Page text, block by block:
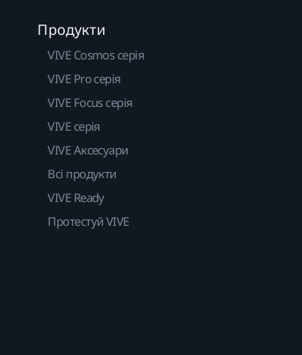
Продукти
VIVE Cosmos серія
VIVE Pro серія
VIVE Focus серія
VIVE серія
VIVE Аксесуари
Всі продукти
VIVE Ready
Протестуй VIVE